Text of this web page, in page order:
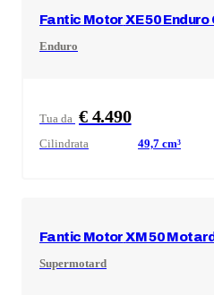
Fantic MotorXE 50
Enduro
Tua da € 4.490
Cilindrata 49,7 cm³
Fantic MotorXM 50
Supermotard